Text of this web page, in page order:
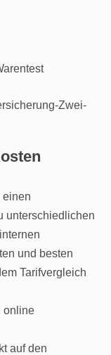
Zwei-
einen
unterschiedlichen
und besten
Tarifvergleich
online
auf den